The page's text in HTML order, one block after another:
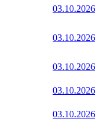
03.10.2026
03.10.2026
03.10.2026
03.10.2026
03.10.2026